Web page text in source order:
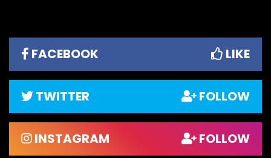
FACEBOOK LIKE
TWITTER FOLLOW
INSTAGRAM FOLLOW